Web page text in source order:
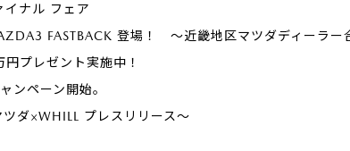
ナル フェア
FASTBACK 登場！ ～近畿地区マツダディーラー
プレゼント実施中！
ンペーン開始。
ダ×WHILL プレスリリース～